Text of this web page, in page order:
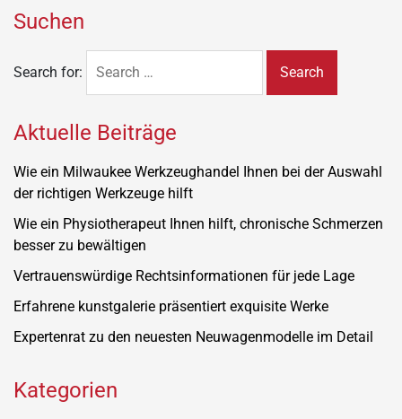
Suchen
Search for:
Aktuelle Beiträge
Wie ein Milwaukee Werkzeughandel Ihnen bei der Auswahl
der richtigen Werkzeuge hilft
Wie ein Physiotherapeut Ihnen hilft, chronische Schmerzen
besser zu bewältigen
Vertrauenswürdige Rechtsinformationen für jede Lage
Erfahrene kunstgalerie präsentiert exquisite Werke
Expertenrat zu den neuesten Neuwagenmodelle im Detail
Kategorien